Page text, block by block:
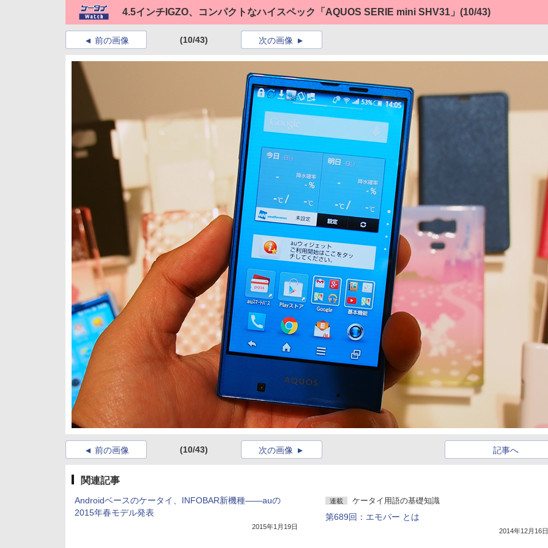
4.5インチIGZO、コンパクトなハイスペック「AQUOS SERIE mini SHV31」 (10/43)
前の画像 (10/43) 次の画像
前の画像 (10/43) 記事へ
次の画像
関連記事
Androidベースのケータイ、INFOBAR新機種――auの
2015年春モデル発表
2015年1月19日
連載 ケータイ用語の基礎知識
第689回：エモパー とは
2014年12月16日